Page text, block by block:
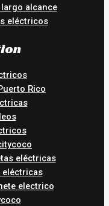
alcance
eléctricos
Rico
eléctricas
electrico